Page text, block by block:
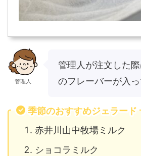
管理人
管理人が注文した
のフレーバーが入っ
季節のおすすめジェラード
赤井川山中牧場ミルク
ショコラミルク